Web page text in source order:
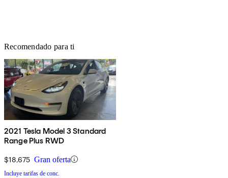
Recomendado para ti
2021 Tesla Model 3 Standard
Range Plus RWD
$18,675 Gran oferta
Incluye tarifas de conc.